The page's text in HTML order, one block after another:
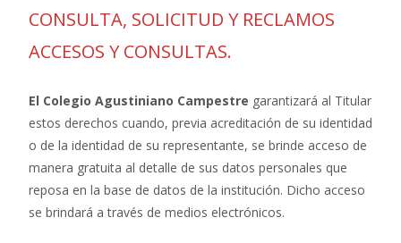
CONSULTA, SOLICITUD Y RECLAMOS
ACCESOS Y CONSULTAS.
El Colegio Agustiniano Campestre garantizará al Titular
estos derechos cuando, previa acreditación de su identidad
o de la identidad de su representante, se brinde acceso de
manera gratuita al detalle de sus datos personales que
reposa en la base de datos de la institución. Dicho acceso
se brindará a través de medios electrónicos.